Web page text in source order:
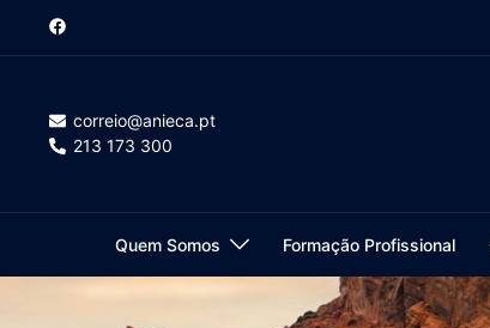
Saltar
conteúdocorreio@anieca.pt
213 173 300
Quem Somos Formação Profissional